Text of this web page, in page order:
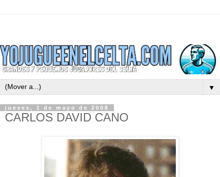
▼
jueves, 1 de mayo de 2008
CARLOS DAVID CANO